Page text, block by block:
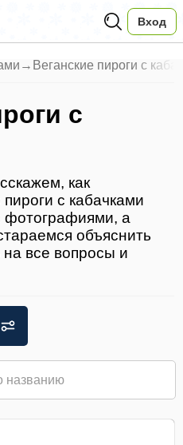
Вход
→ Веганские пироги с
с
как
с кабачками
фотографиями, а
объяснить
все вопросы и